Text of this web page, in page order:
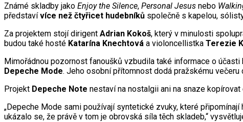
Známé skladby jako Enjoy the Silence, Personal Jesus nebo
představívíce než čtyřicet hudebníků společně s kapelou,
Za projektem stojí dirigent Adrian Kokoš, který v minulosti
budou také hosté Katarína Knechtová a violoncellistka Terezie
Mimořádnou pozornost fanoušků vzbudila také informace o
Depeche Mode. Jeho osobní přítomnost dodá pražskému večeru
Projekt Depeche Note nestaví na nostalgii ani na snaze
„Depeche Mode sami používají syntetické zvuky, které
ukázalo se, že právě v tom je obrovská síla těch skladeb,“